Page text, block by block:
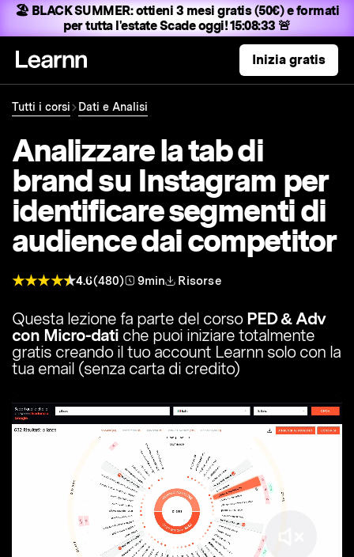
🏖️ BLACK SUMMER:ottieni 3 mesi gratis (50€) e formati
per tutta l'estateScade oggi! 15:08:32 🚨
Inizia gratis
Tutti i corsi Dati e Analisi
Analizzare la tab di
brand su Instagram per
identificare segmenti di
audience dai competitor
4.6(480) 9min Risorse
Questa lezione fa parte del corso PED & Adv
con Micro-dati che puoi iniziare totalmente
gratis creando il tuo account Learnn solo con la
tua email (senza carta di credito)